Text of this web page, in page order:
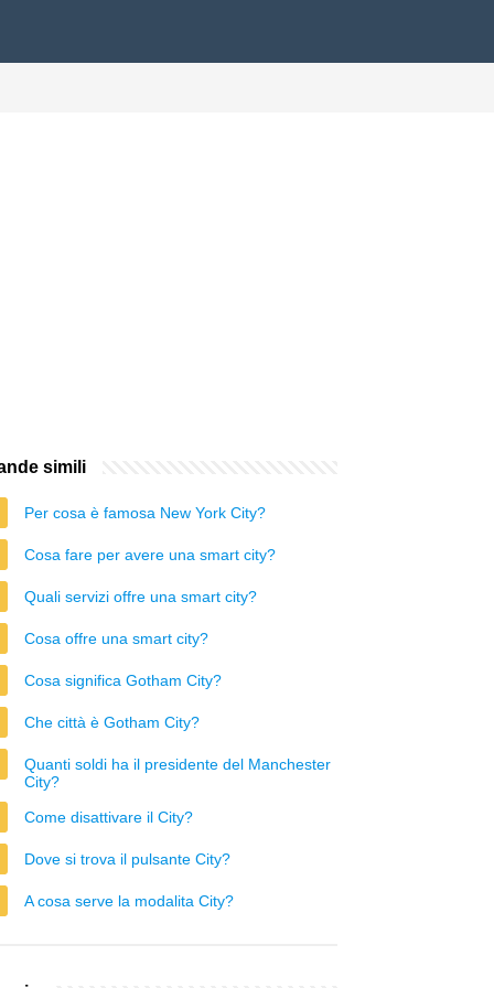
simili
Per cosa è famosa New York City?
Cosa fare per avere una smart city?
Quali servizi offre una smart city?
Cosa offre una smart city?
Cosa significa Gotham City?
Che città è Gotham City?
Quanti soldi ha il presidente del Manchester
City?
Come disattivare il City?
Dove si trova il pulsante City?
A cosa serve la modalita City?